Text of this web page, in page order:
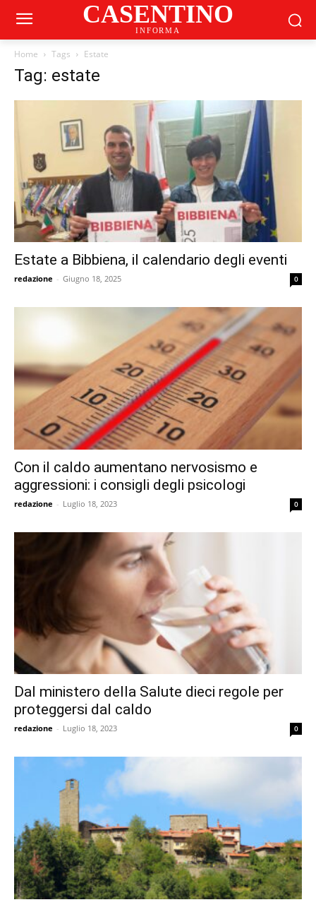
CASENTINO
INFORMA
Home Tags Estate
Tag: estate
Estate a Bibbiena, il calendario degli eventi
redazione - Giugno 18, 2025 0
Con il caldo aumentano nervosismo e
aggressioni: i consigli degli psicologi
redazione - Luglio 18, 2023 0
Dal ministero della Salute dieci regole per
proteggersi dal caldo
redazione - Luglio 18, 2023 0